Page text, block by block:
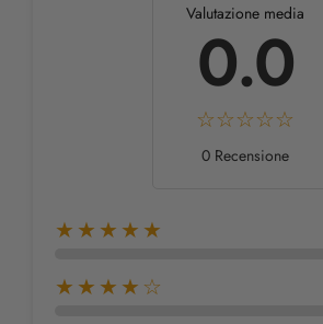
Valutazione media
0.0
0 Recensione
★★★★★
★★★★☆